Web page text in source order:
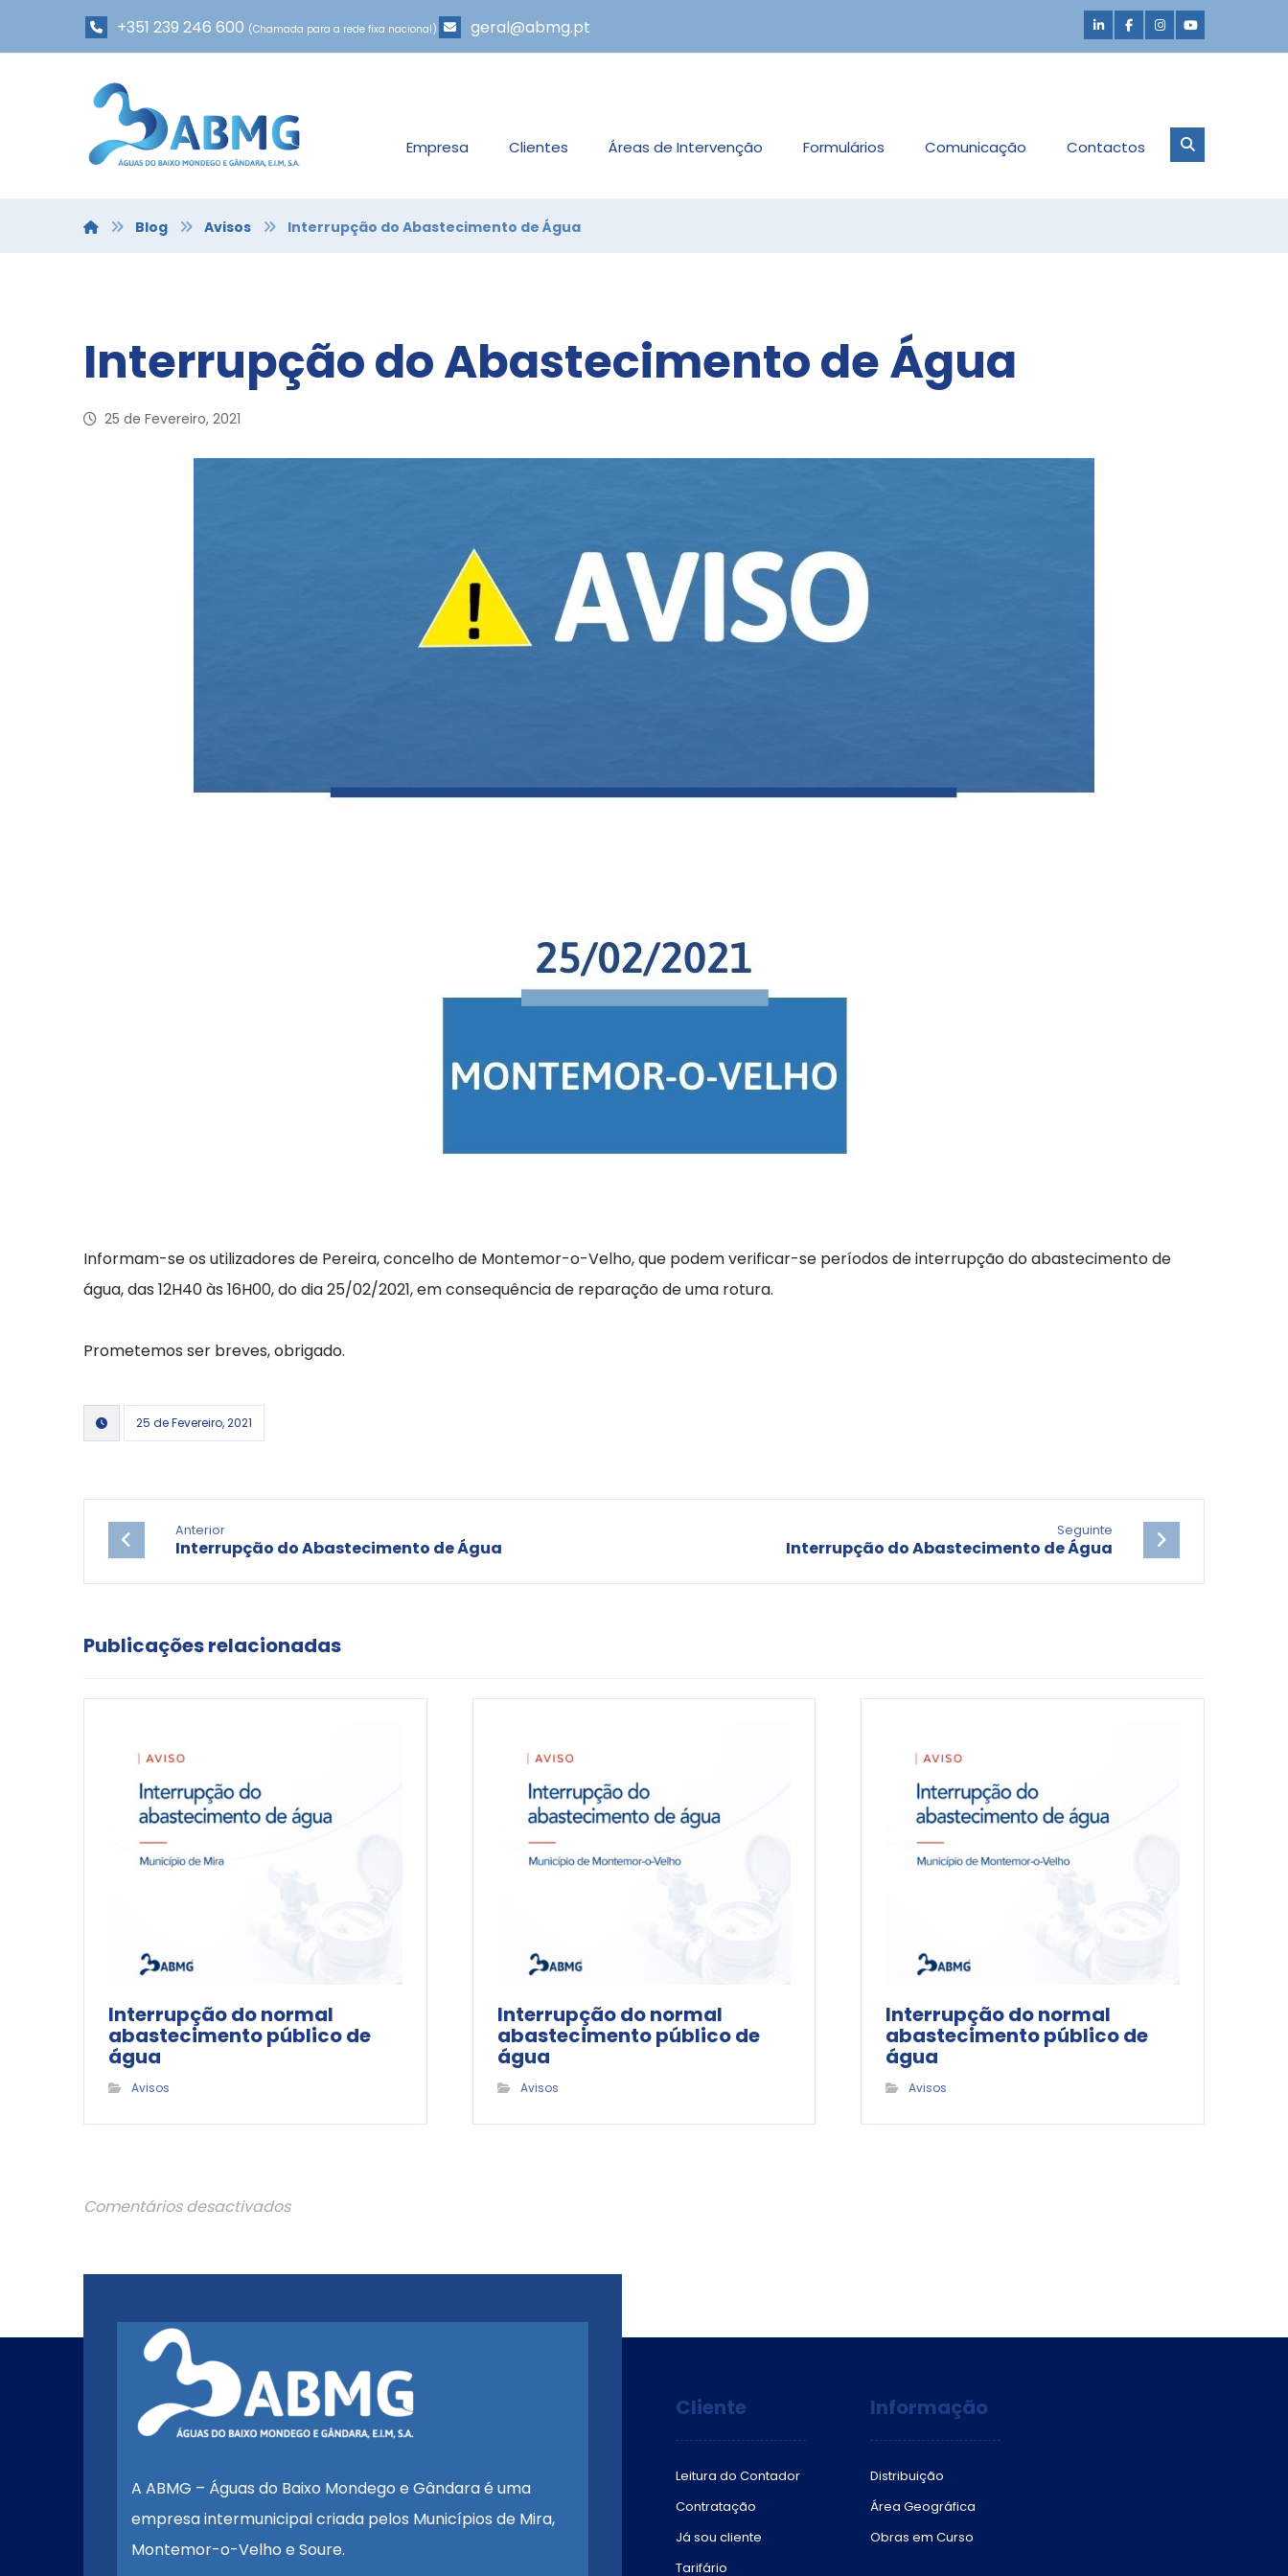
+351 239 246 600 (Chamada para a rede fixa nacional) geral@abmg.pt
Empresa Clientes Áreas de Intervenção Formulários Comunicação Contactos
Blog Avisos Interrupção do Abastecimento de Água
Interrupção do Abastecimento de Água
25 de Fevereiro, 2021
Informam-se os utilizadores de Pereira, concelho de Montemor-o-Velho, que podem verificar-se períodos de interrupção do abastecimento de
água, das 12H40 às 16H00, do dia 25/02/2021, em consequência de reparação de uma rotura.
Prometemos ser breves, obrigado.
25 de Fevereiro, 2021
Anterior
Interrupção do Abastecimento de Água
Seguinte
Interrupção do Abastecimento de Água
Publicações relacionadas
Interrupção do normal
abastecimento público de
água
Avisos
Interrupção do normal
abastecimento público de
água
Avisos
Interrupção do normal
abastecimento público de
água
Avisos
Comentários desactivados
A ABMG – Águas do Baixo Mondego e Gândara é uma
empresa intermunicipal criada pelos Municípios de Mira,
Montemor-o-Velho e Soure.
Cliente
Leitura do Contador
Contratação
Já sou cliente
Tarifário
Informação
Distribuição
Área Geográfica
Obras em Curso